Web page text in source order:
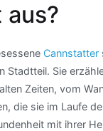
Cannstatter
Stadtteil. Sie
Zeiten, vom
die sie im Laufe
mit ihrer